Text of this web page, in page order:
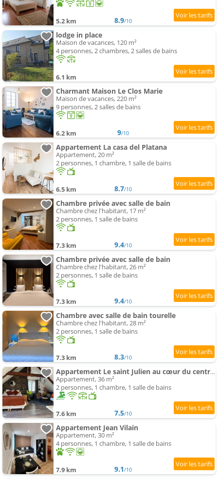
5.2 km 8.9/10
lodge in place
Maison de vacances, 120 m²
4 personnes, 2 chambres, 2 salles de bains
6.1 km
Charmant Maison Le Clos Marie
Maison de vacances, 220 m²
9 personnes, 2 salles de bains
6.2 km 9/10
Appartement La casa del Platana
Appartement, 20 m²
2 personnes, 1 chambre, 1 salle de bains
6.5 km 8.7/10
Chambre privée avec salle de bain
Chambre chez l'habitant, 17 m²
2 personnes, 1 salle de bains
7.3 km 9.4/10
Chambre privée avec salle de bain
Chambre chez l'habitant, 26 m²
2 personnes, 1 salle de bains
7.3 km 9.4/10
Chambre avec salle de bain tourelle
Chambre chez l'habitant, 28 m²
2 personnes, 1 salle de bains
7.3 km 8.3/10
Appartement Le saint Julien au cœur du centre historique de chateaugiron
Appartement, 36 m²
2 personnes, 1 chambre, 1 salle de bains
7.6 km 7.5/10
Appartement Jean Vilain
Appartement, 30 m²
4 personnes, 1 chambre, 1 salle de bains
7.9 km 9.1/10